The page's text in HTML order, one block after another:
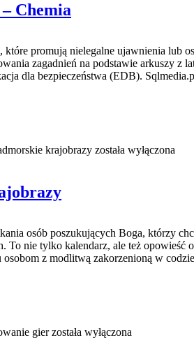
Chemia
promują nielegalne ujawnienia lub
zagadnień na podstawie arkuszy
dla bezpieczeństwa (EDB).
krajobrazy została wyłączona
osób poszukujących Boga, którzy
To nie tylko kalendarz, ale też
z modlitwą zakorzenioną w
gierzostała wyłączona